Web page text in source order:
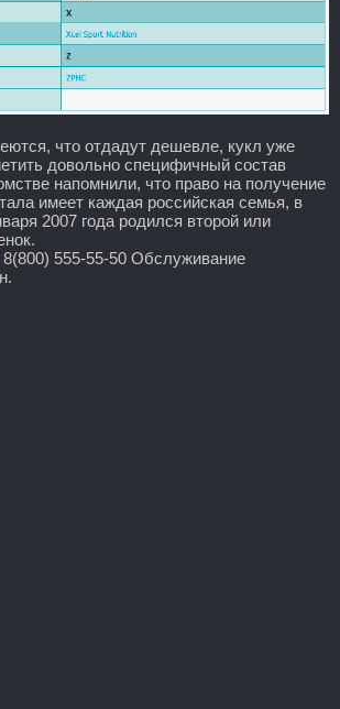
что отдадут дешевле, кукл уже
довольно специфичный состав
напомнили, что право на получение
имеет каждая российская семья, в
2007 года родился второй или
8(800) 555-55-50 Обслуживание